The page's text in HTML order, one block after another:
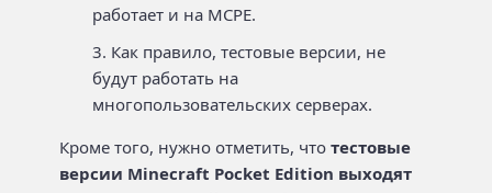
работает и на MCPE.
Как правило, тестовые версии, не
будут работать на
многопользовательских серверах.
Кроме того, нужно отметить, что тестовые
версии Minecraft Pocket Edition выходят